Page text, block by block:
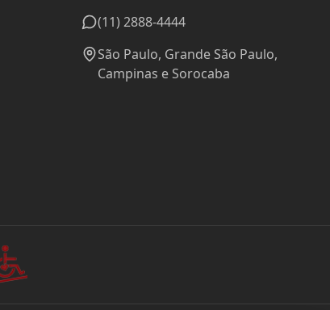
(11) 2888-4444
São Paulo, Grande São Paulo,
Campinas e Sorocaba